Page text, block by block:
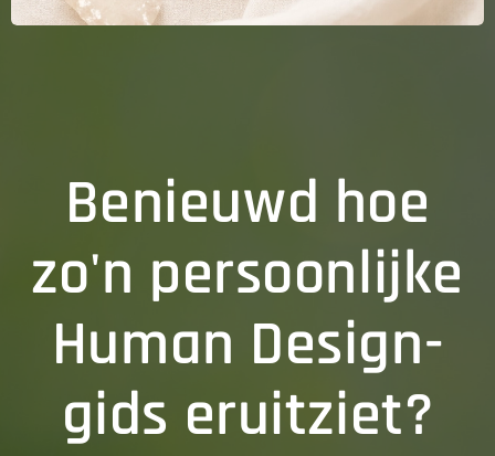
Benieuwd hoe
zo'n persoonlijke
Human Design-
gids eruitziet?